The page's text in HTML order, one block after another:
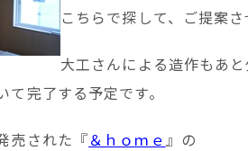
こちらで探して、ご提案さ
大工さんによる造作もあと
完了する予定です。
売された『＆ｈｏｍｅ』の